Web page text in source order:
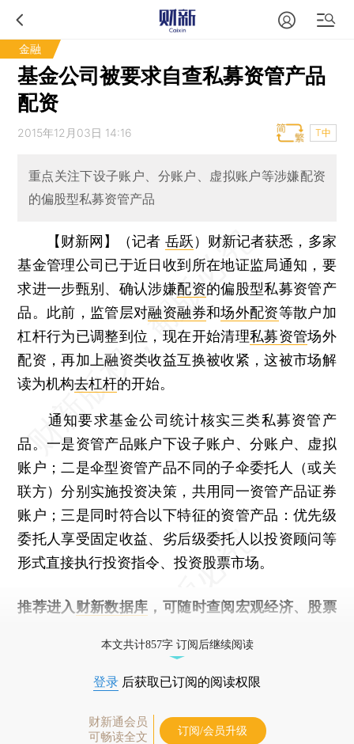
金融
基金公司被要求自查私募资管产品
配资
2015年12月03日 14:16 T中
重点关注下设子账户、分账户、虚拟账户等涉嫌配资
的偏股型私募资管产品
【财新网】（记者 岳跃） 财新记者获悉，多家
基金管理公司已于近日收到所在地证监局通知，要
求进一步甄别、确认涉嫌配资的偏股型私募资管产
品。此前，监管层对融资融券和场外配资等散户加
杠杆行为已调整到位，现在开始清理私募资管场外
配资，再加上融资类收益互换被收紧，这被市场解
读为机构去杠杆的开始。
通知要求基金公司统计核实三类私募资管产
品。一是资管产品账户下设子账户、分账户、虚拟
账户；二是伞型资管产品不同的子伞委托人（或关
联方）分别实施投资决策，共用同一资管产品证券
账户；三是同时符合以下特征的资管产品：优先级
委托人享受固定收益、劣后级委托人以投资顾问等
形式直接执行投资指令、投资股票市场。
推荐进入 财新数据库 ，可随时查阅宏观经济、股票
本文共计857字 订阅后继续阅读
登录 后获取已订阅的阅读权限
财新通会员
可畅读全文
订阅/会员升级